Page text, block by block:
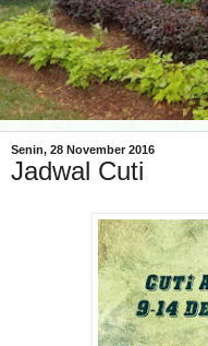
Senin, 28 November 2016
Jadwal Cuti